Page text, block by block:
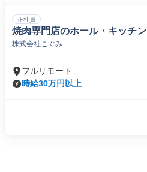
正社員
焼肉専門店のホール・キッチン
株式会社こぐみ
フルリモート
時給30万円以上